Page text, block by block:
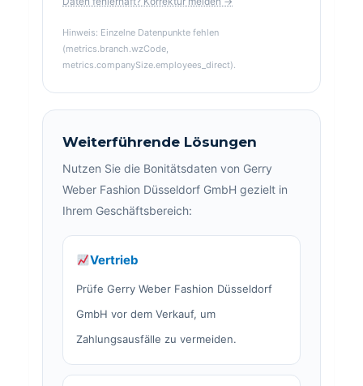
Hinweis: Einzelne Datenpunkte fehlen
(metrics.branch.wzCode,
metrics.companySize.employees_direct).
Weiterführende Lösungen
Nutzen Sie die Bonitätsdaten von Gerry
Weber Fashion Düsseldorf GmbH gezielt in
Ihrem Geschäftsbereich:
Vertrieb
Prüfe Gerry Weber Fashion Düsseldorf
GmbH vor dem Verkauf, um
Zahlungsausfälle zu vermeiden.